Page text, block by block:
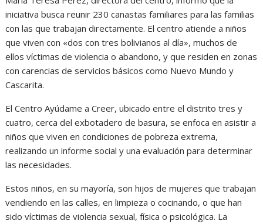
iniciativa busca reunir 230 canastas familiares para las familias
con las que trabajan directamente. El centro atiende a niños
que viven con «dos con tres bolivianos al día», muchos de
ellos víctimas de violencia o abandono, y que residen en zonas
con carencias de servicios básicos como Nuevo Mundo y
Cascarita.
El Centro Ayúdame a Creer, ubicado entre el distrito tres y
cuatro, cerca del exbotadero de basura, se enfoca en asistir a
niños que viven en condiciones de pobreza extrema,
realizando un informe social y una evaluación para determinar
las necesidades.
Estos niños, en su mayoría, son hijos de mujeres que trabajan
vendiendo en las calles, en limpieza o cocinando, o que han
sido víctimas de violencia sexual, física o psicológica. La